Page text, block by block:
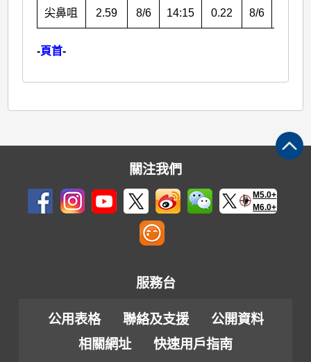
尖鼻咀 2.59 8/6 14:15 0.22 8/6
-頁首-
關注我們
M5.0+
M6.0+
服務台
公用表格 聯絡及支援
公開資料
相關網址
快速用戶指南